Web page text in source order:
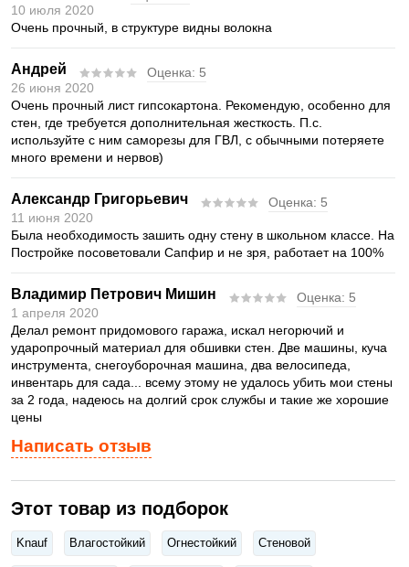
Написать отзыв
10 июля 2020
Очень прочный, в структуре видны волокна
Андрей Оценка: 5
26 июня 2020
Очень прочный лист гипсокартона. Рекомендую, особенно для
стен, где требуется дополнительная жесткость. П.с.
используйте с ним саморезы для ГВЛ, с обычными потеряете
много времени и нервов)
Александр Григорьевич Оценка: 5
11 июня 2020
Была необходимость зашить одну стену в школьном классе. На
Постройке посоветовали Сапфир и не зря, работает на 100%
Владимир Петрович Мишин Оценка: 5
1 апреля 2020
Делал ремонт придомового гаража, искал негорючий и
ударопрочный материал для обшивки стен. Две машины, куча
инструмента, снегоуборочная машина, два велосипеда,
инвентарь для сада... всему этому не удалось убить мои стены
за 2 года, надеюсь на долгий срок службы и такие же хорошие
цены
Этот товар из подборок
Knauf Влагостойкий Огнестойкий Стеновой